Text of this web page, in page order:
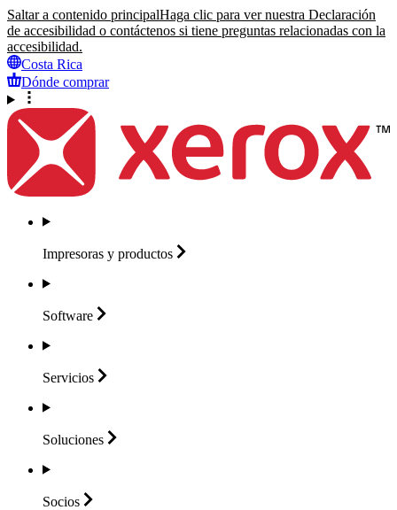
Saltar a contenido principalHaga clic para ver nuestra Declaración
de accesibilidad o contáctenos si tiene preguntas relacionadas con la
accesibilidad.
Costa Rica
Dónde comprar
Impresoras y productos
Software
Servicios
Soluciones
Socios